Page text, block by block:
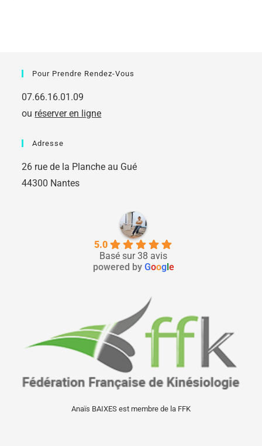
Pour Prendre Rendez-Vous
07.66.16.01.09
ou réserver en ligne
Adresse
26 rue de la Planche au Gué
44300 Nantes
5.0
Basé sur 38 avis
powered by Googl e
Anaïs BAIXES est membre de la FFK